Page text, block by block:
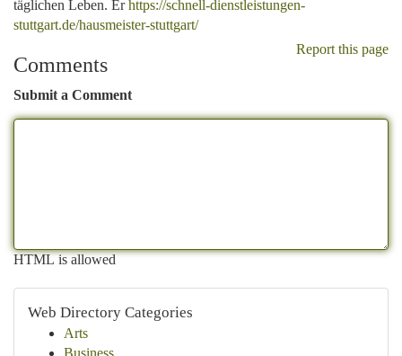
täglichen Leben. Erhttps://schnell-dienstleistungen-
stuttgart.de/hausmeister-stuttgart/
Report this page
Comments
Submit a Comment
HTML is allowed
Web Directory Categories
Arts
Business